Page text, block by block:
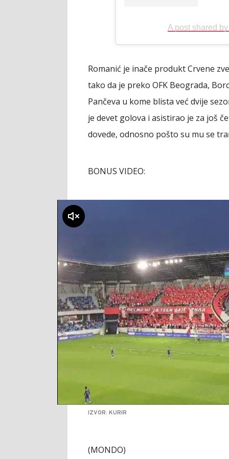
A post shared
Romanić je inače produkt Crvene
tako da je preko OFK Beograda,
Pančeva u kome blista već dvije
je devet golova i asistirao je za još
dovede, odnosno pošto su mu se
BONUS VIDEO:
klikni za zvuk
IZVOR: KURIR
(MONDO)